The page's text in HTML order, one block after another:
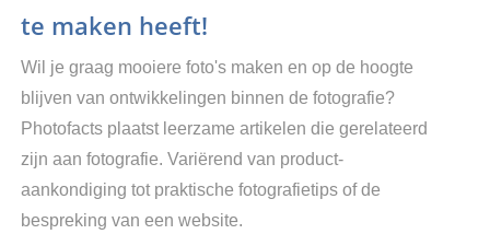
te maken heeft!
Wil je graag mooiere foto's maken en op de hoogte
blijven van ontwikkelingen binnen de fotografie?
Photofacts plaatst leerzame artikelen die gerelateerd
zijn aan fotografie. Variërend van product-
aankondiging tot praktische fotografietips of de
bespreking van een website.